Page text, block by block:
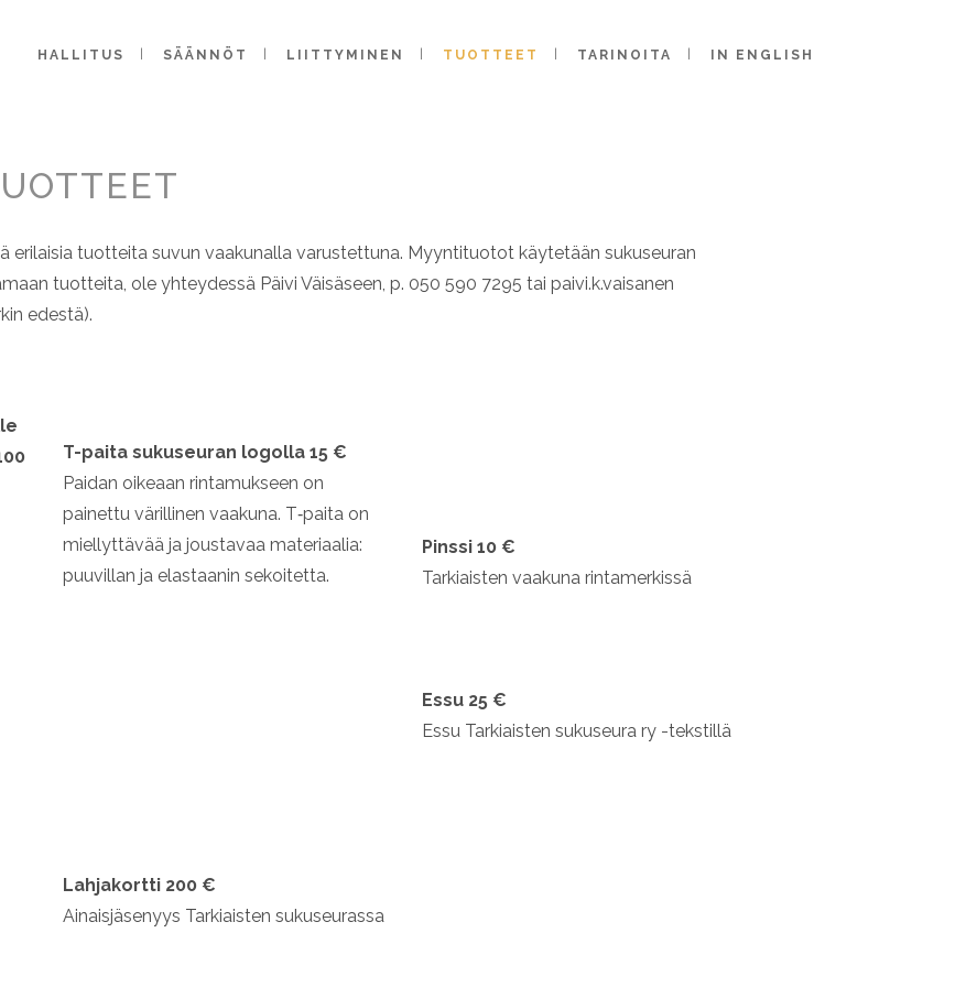
HALLITUS SÄÄNNÖT LIITTYMINEN TUOTTEET TARINOITA IN ENGLISH
erilaisia tuotteita suvun vaakunalla varustettuna. Myyntituotot käytetään sukuseuran
tuotteita, ole yhteydessä Päivi Väisäseen, p. 050 590 7295 tai paivi.k.vaisanen
edestä).
T-paita sukuseuran logolla 15 €
Paidan oikeaan rintamukseen on
painettu värillinen vaakuna. T‑paita on
miellyttävää ja joustavaa materiaalia:
puuvillan ja elastaanin sekoitetta.
Pinssi 10 €
Tarkiaisten vaakuna rintamerkissä
Lahjakortti 200 €
Ainaisjäsenyys Tarkiaisten sukuseurassa
Essu 25 €
Essu Tarkiaisten sukuseura ry -tekstillä